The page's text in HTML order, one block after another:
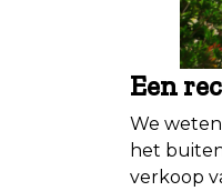
Een
We
het
verkoop